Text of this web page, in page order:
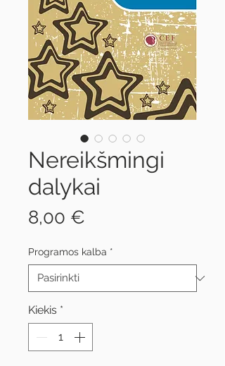
Nereikšmingi
dalykai
8,00 €
Programos kalba *
Kiekis *